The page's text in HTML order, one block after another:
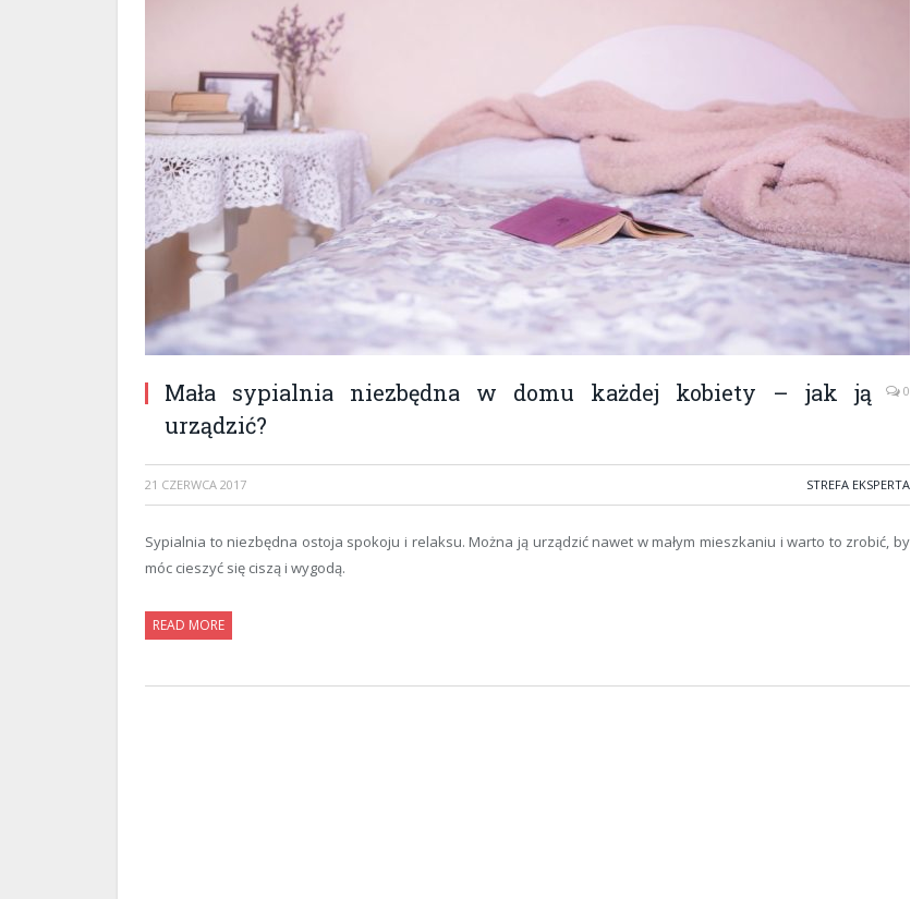
Mała sypialnia niezbędna w domu każdej kobiety – jak ją
urządzić?
0
21 CZERWCA 2017 STREFA EKSPERTA
Sypialnia to niezbędna ostoja spokoju i relaksu. Można ją urządzić nawet w małym mieszkaniu i warto to zrobić, by
móc cieszyć się ciszą i wygodą.
READ MORE